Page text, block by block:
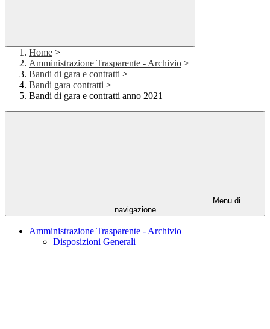
Home >
Amministrazione Trasparente - Archivio >
Bandi di gara e contratti >
Bandi gara contratti >
Bandi di gara e contratti anno 2021
Menu di
navigazione
Amministrazione Trasparente - Archivio
Disposizioni Generali